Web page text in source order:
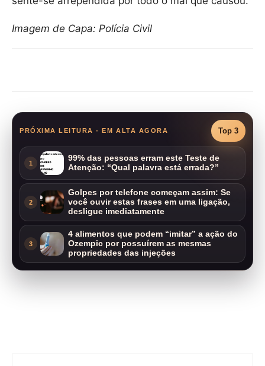
Imagem de Capa: Polícia Civil
PRÓXIMA LEITURA - EM ALTA AGORA Top 3
1
99% das pessoas erram este Teste de
Atenção: “Qual palavra está errada?”
2
Golpes por telefone começam assim: Se
você ouvir estas frases em uma ligação,
desligue imediatamente
3
4 alimentos que podem “imitar” a ação do
Ozempic por possuírem as mesmas
propriedades das injeções